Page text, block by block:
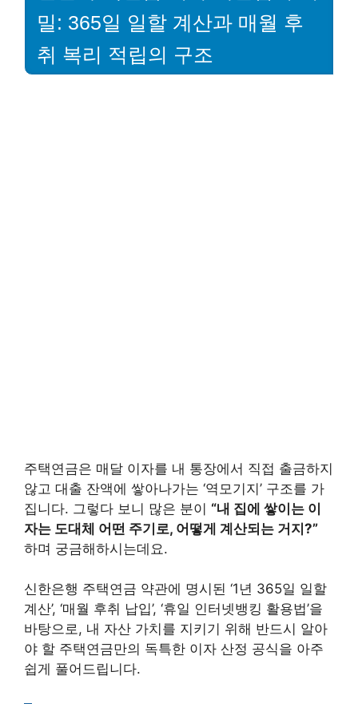
밀: 365일 일할 계산과 매월 후
취 복리 적립의 구조
주택연금은 매달 이자를 내 통장에서 직접 출금하지
않고 대출 잔액에 쌓아나가는 ‘역모기지’ 구조를 가
집니다. 그렇다 보니 많은 분이 “내 집에 쌓이는 이
자는 도대체 어떤 주기로, 어떻게 계산되는 거지?”
하며 궁금해하시는데요.
신한은행 주택연금 약관에 명시된 ‘1년 365일 일할
계산’, ‘매월 후취 납입’, ‘휴일 인터넷뱅킹 활용법’을
바탕으로, 내 자산 가치를 지키기 위해 반드시 알아
야 할 주택연금만의 독특한 이자 산정 공식을 아주
쉽게 풀어드립니다.